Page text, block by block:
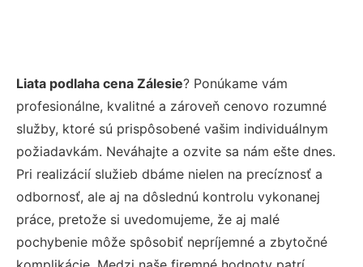
Liata podlaha cena Zálesie? Ponúkame vám
profesionálne, kvalitné a zároveň cenovo rozumné
služby, ktoré sú prispôsobené vašim individuálnym
požiadavkám. Neváhajte a ozvite sa nám ešte dnes.
Pri realizácií služieb dbáme nielen na precíznosť a
odbornosť, ale aj na dôslednú kontrolu vykonanej
práce, pretože si uvedomujeme, že aj malé
pochybenie môže spôsobiť nepríjemné a zbytočné